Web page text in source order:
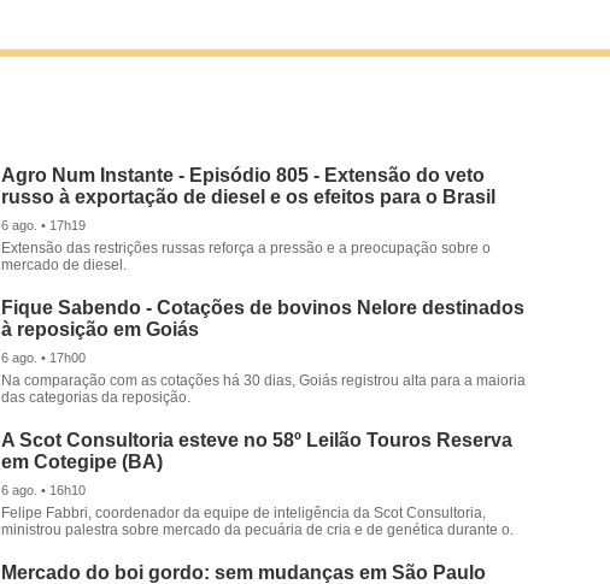
Agro Num Instante - Episódio 805 - Extensão do veto
russo à exportação de diesel e os efeitos para o Brasil
6 ago. • 17h19
Extensão das restrições russas reforça a pressão e a preocupação sobre o
mercado de diesel.
Fique Sabendo - Cotações de bovinos Nelore destinados
à reposição em Goiás
6 ago. • 17h00
Na comparação com as cotações há 30 dias, Goiás registrou alta para a maioria
das categorias da reposição.
A Scot Consultoria esteve no 58º Leilão Touros Reserva
em Cotegipe (BA)
6 ago. • 16h10
Felipe Fabbri, coordenador da equipe de inteligência da Scot Consultoria,
ministrou palestra sobre mercado da pecuária de cria e de genética durante o.
Mercado do boi gordo: sem mudanças em São Paulo